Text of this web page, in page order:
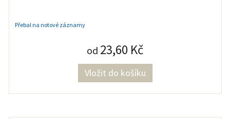
Přebal na notové záznamy
od 23,60 Kč